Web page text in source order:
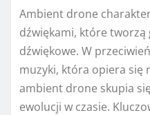
Ambient drone
dźwiękami, które tworzą
dźwiękowe. W
muzyki, która opiera się
ambient drone skupia
ewolucji w czasie.